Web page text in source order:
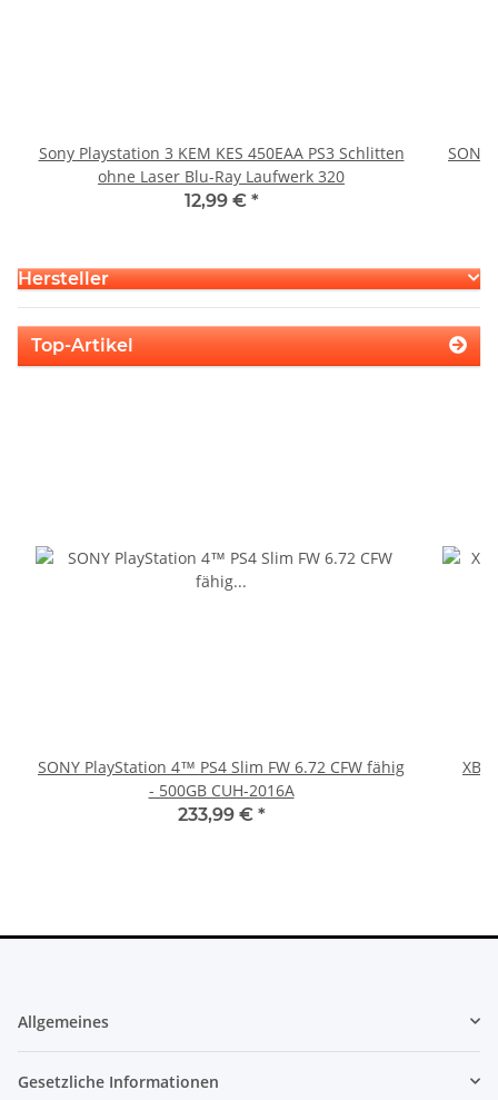
Sony Playstation 3 KEM KES 450EAA PS3 Schlitten
ohne Laser Blu-Ray Laufwerk 320
12,99 € *
Hersteller
Top-Artikel
SONY PlayStation 4™ PS4 Slim FW 6.72 CFW fähig
- 500GB CUH-2016A
233,99 € *
Allgemeines
Gesetzliche Informationen